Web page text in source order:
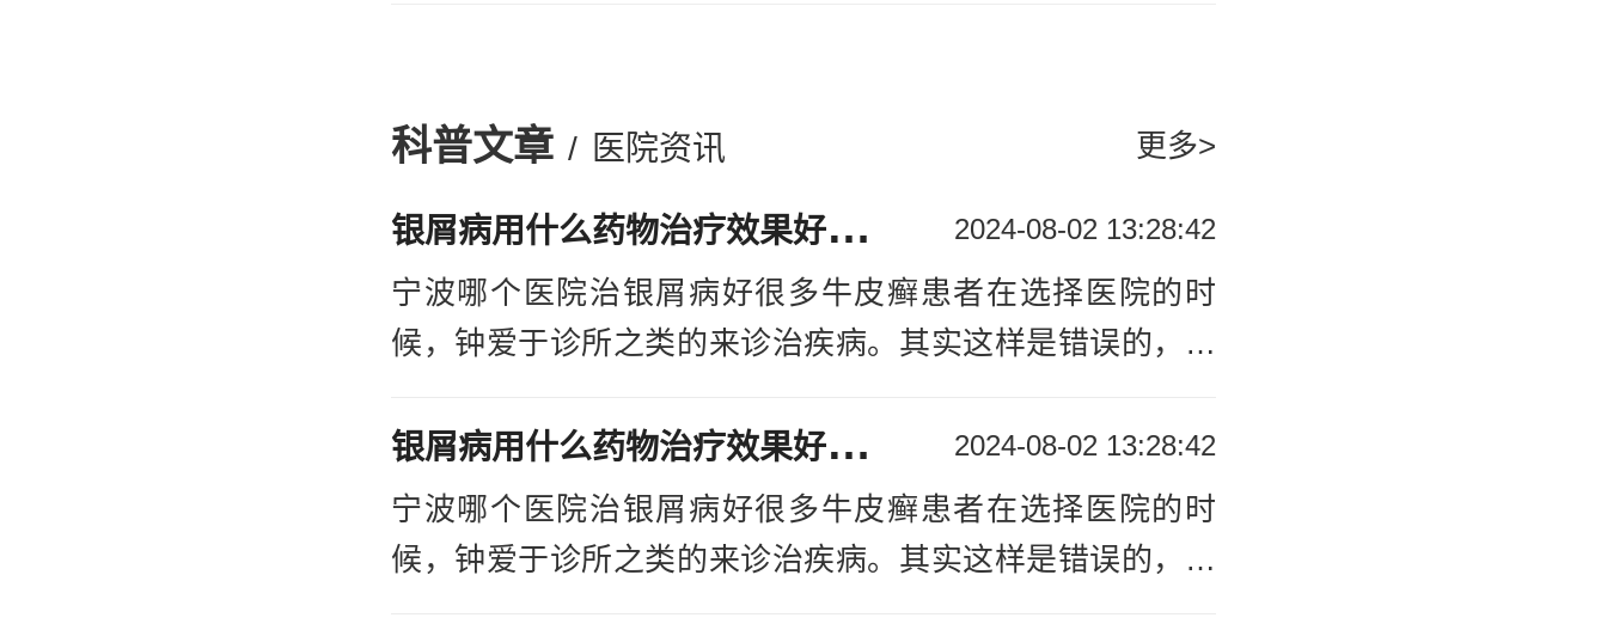
收费合理：一个好的医院要有“以病人为中心，把救死扶伤作
为医院的根本。为病人提供优质、安全、便捷、舒心医疗服
务”的服务宗旨，处处为病人考虑。不要因为得了牛皮癣就给
自己增加心理负担，只要早发现、早治疗牛皮癣还是可以很
快控制的，一定要学会缓解心理压力，再加上一个良好的生
活习惯和生活心态。
癣医院哪里好”的阐述，要了解牛皮癣的异常表现，来判断自
己是否患上了牛皮癣，或者是观察这些症状判断牛皮癣的病
情是否有所好转，还是继续扩散，记录这些情况及时到牛皮
科普文章 / 医院资讯 更多>
银
屑病用什么药物治疗效果好：银屑病宁波 2024-08-02 13:28:42
宁波哪个医院治银屑病好很多牛皮癣患者在选择医院的时
候，钟爱于诊所之类的来诊治疾病。其实这样是错误的，会
癣医院进行医治，这样才能更好的医治牛皮癣宁波银屑病医
院哪家好。关于“宁波市诊治牛皮癣医院哪里好”这道问题，
下面就让我们请宁波华厦牛皮癣医院医生来解析：医院有专
银
屑病用什么药物治疗效果好：银屑病宁波 2024-08-02 13:28:42
宁波哪个医院治银屑病好很多牛皮癣患者在选择医院的时
候，钟爱于诊所之类的来诊治疾病。其实这样是错误的，会